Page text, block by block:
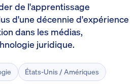
de l'apprentissage
d'une décennie d'expérience
dans les médias,
juridique.
États-Unis / Amériques